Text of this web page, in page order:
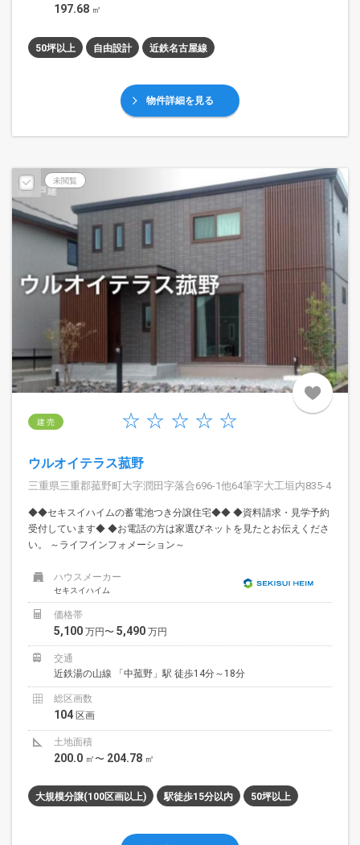
197.68 ㎡
50坪以上 自由設計 近鉄名古屋線
物件詳細を見る
未閲覧
建 売
ウルオイテラス菰野
三重県三重郡菰野町大字潤田字落合696-1他64筆字大工垣内835-4
◆◆セキスイハイムの蓄電池つき分譲住宅◆◆ ◆資料請求・見学予約
受付しています◆ ◆お電話の方は家選びネットを見たとお伝えくださ
い。 ～ライフインフォメーション～
ハウスメーカー
セキスイハイム
価格帯
5,100 万円〜 5,490 万円
交通
近鉄湯の山線 「中菰野」駅 徒歩14分～18分
総区画数
104 区画
土地面積
200.0 ㎡〜 204.78 ㎡
大規模分譲(100区画以上) 駅徒歩15分以内 50坪以上